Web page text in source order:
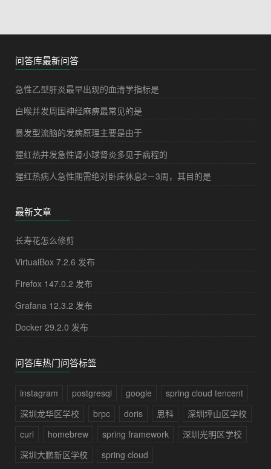
问答库最新问答
急性乙型肝炎最早出现的血清学指标是
白喉并发周围神经麻痹最常见的是
暴发型流脑的发病原理主要是由于
猩红热并发急性肾小球肾炎多见于病程的
猩红热病人急性期需绝对卧床休息2－3周，其目的是
最新文章
长寿花怎么修剪
VirtualBox 7.2.6 发布
Firefox 147.0.2 发布
Grafana 12.3.2 发布
Docker 29.2.0 发布
问答库热门问答标签
instagram postgresql google
spring cloud tencent
深圳龙华区学校
brpc doris 思科
深圳坪山区学校
curl
homebrew spring framework
深圳光明区学校
深圳大鹏新区学校
spring cloud